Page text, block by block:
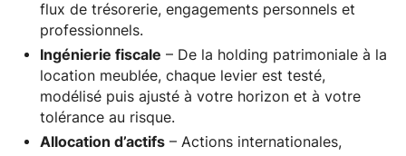
flux de trésorerie, engagements personnels et
professionnels.
Ingénierie fiscale – De la holding patrimoniale à la
location meublée, chaque levier est testé,
modélisé puis ajusté à votre horizon et à votre
tolérance au risque.
Allocation d’actifs– Actions internationales,